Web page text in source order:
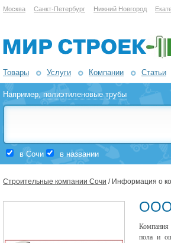
Москва Санкт-Петербург Нижний Новгород
Товары Услуги Компании Статьи
Например,полиэтиленовые трубы
в Сочи в названии
Строительные компании Сочи / Информация о
ООО
Компания
пола и